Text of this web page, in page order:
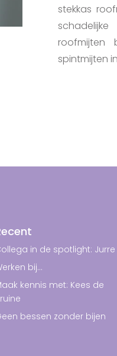
stekkas
roofmijten
spintmijten
in de spotlight: Jurre
bij…
kennis met: Kees de
bessen zonder bijen